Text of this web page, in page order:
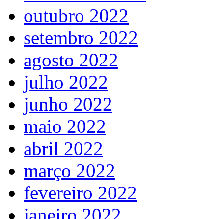
outubro 2022
setembro 2022
agosto 2022
julho 2022
junho 2022
maio 2022
abril 2022
março 2022
fevereiro 2022
janeiro 2022